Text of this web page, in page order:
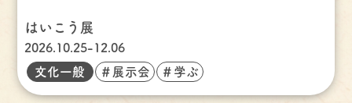
はいこう展
2026.10.25-12.06
文化一般 ＃展示会 ＃学ぶ